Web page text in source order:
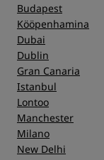
Budapest
Kööpenhamina
Dubai
Dublin
Gran Canaria
Istanbul
Lontoo
Manchester
Milano
New Delhi